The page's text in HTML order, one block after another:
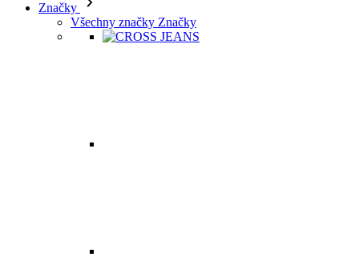
Značky
Všechny značky Značky